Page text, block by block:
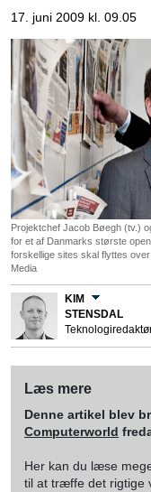
17. juni 2009 kl. 09.05
Projektchef Jacob Bøegh (tv.)
for et af Danmarks største
forskellige sites skal flyttes
Media
KIM
STENSDAL
Læs mere
Denne artikel blev
Computerworld
Her kan du læse
til at træffe det rigtige